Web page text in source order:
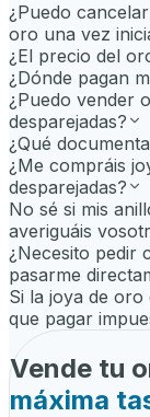
¿Puedo
oro una vez
¿El precio del
¿Dónde pagan
¿Puedo vender
desparejadas?
¿Qué
¿Me compráis
desparejadas?
No sé si mis
averiguáis
¿Necesito pedir
pasarme
Si la joya de oro
que pagar
Vende tu
máxima